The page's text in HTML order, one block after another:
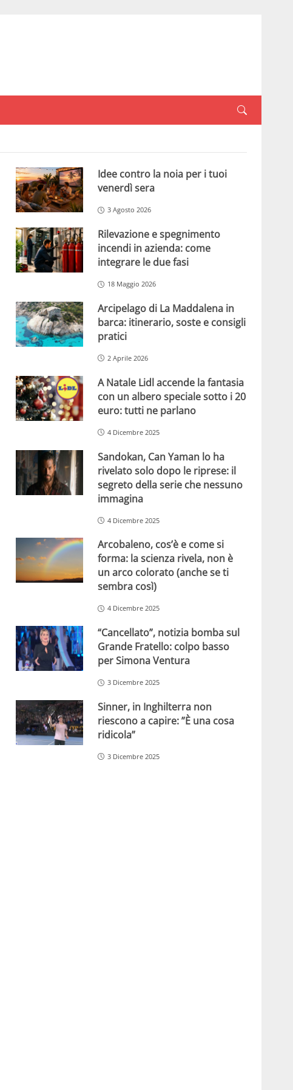
Idee contro la noia per i tuoi
venerdì sera
3 Agosto 2026
Rilevazione e spegnimento
incendi in azienda: come
integrare le due fasi
18 Maggio 2026
Arcipelago di La Maddalena in
barca: itinerario, soste e consigli
pratici
2 Aprile 2026
A Natale Lidl accende la fantasia
con un albero speciale sotto i 20
euro: tutti ne parlano
4 Dicembre 2025
Sandokan, Can Yaman lo ha
rivelato solo dopo le riprese: il
segreto della serie che nessuno
immagina
4 Dicembre 2025
Arcobaleno, cos’è e come si
forma: la scienza rivela, non è
un arco colorato (anche se ti
sembra così)
4 Dicembre 2025
“Cancellato”, notizia bomba sul
Grande Fratello: colpo basso
per Simona Ventura
3 Dicembre 2025
Sinner, in Inghilterra non
riescono a capire: ”È una cosa
ridicola”
3 Dicembre 2025